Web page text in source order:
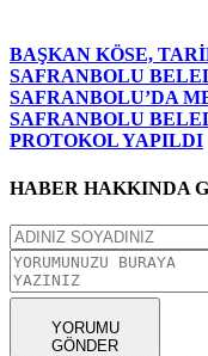
BAŞKAN KÖSE,
SAFRANBOLU
SAFRANBOLU’DA
SAFRANBOLU
PROTOKOL YAPILDI
HABER HAKKINDA
YORUMU
GÖNDER